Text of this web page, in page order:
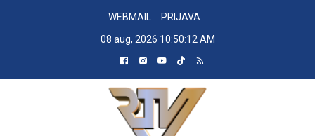
WEBMAIL
PRIJAVA
08 aug, 2026 10:50:13 AM